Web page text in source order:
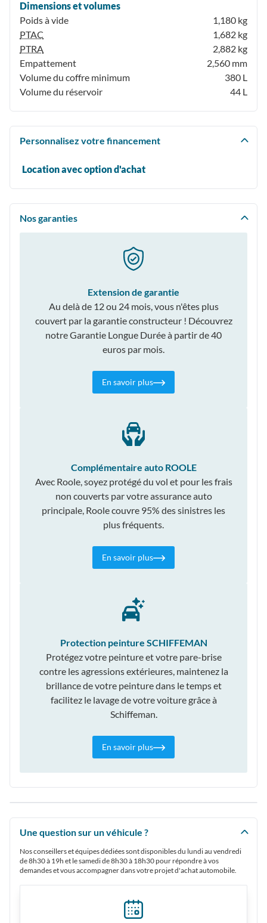
Dimensions et volumes
Poids à vide
1,180 kg
PTAC
1,682 kg
PTRA
2,882 kg
Empattement
2,560 mm
Volume du coffre minimum
380 L
Volume du réservoir
44 L
Personnalisez votre financement
Location avec option d'achat
Nos garanties
Extension de garantie
Au delà de 12 ou 24 mois, vous n'êtes plus
couvert par la garantie constructeur ! Découvrez
notre Garantie Longue Durée à partir de 40
euros par mois.
En savoir plus
Complémentaire auto ROOLE
Avec Roole, soyez protégé du vol et pour les frais
non couverts par votre assurance auto
principale, Roole couvre 95% des sinistres les
plus fréquents.
En savoir plus
Protection peinture SCHIFFEMAN
Protégez votre peinture et votre pare-brise
contre les agressions extérieures, maintenez la
brillance de votre peinture dans le temps et
facilitez le lavage de votre voiture grâce à
Schiffeman.
En savoir plus
Une question sur un véhicule ?
Nos conseillers et équipes dédiées sont disponibles du lundi au vendredi
de 8h30 à 19h et le samedi de 8h30 à 18h30 pour répondre à vos
demandes et vous accompagner dans votre projet d'achat automobile.